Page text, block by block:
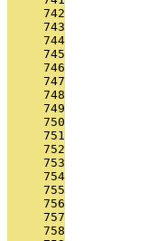
     742
     743
     744
     745
     746
     747
     748
     749
     750
     751
     752
     753
     754
     755
     756
     757
     758